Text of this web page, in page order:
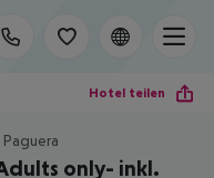
Hotel teilen
only- inkl.